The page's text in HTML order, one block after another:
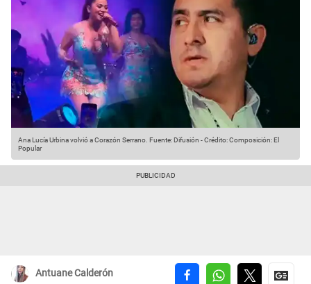
Ana Lucía Urbina volvió a Corazón Serrano. Fuente: Difusión -Crédito: Composición: El
Popular
Antuane Calderón